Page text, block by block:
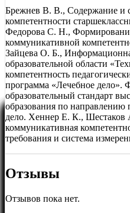
Брежнев В. В., Содержание и
компетентности
Федорова С. Н.,
коммуникативной
Зайцева О. Б.,
образовательной области
компетентность
программа «Лечебное дело».
образовательный стандарт
образования по направлению
дело. Хеннер Е. К.,
коммуникативная
требования и система
Отзывы
Отзывов пока нет.